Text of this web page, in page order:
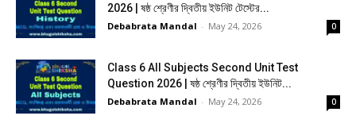
2026 | ষষ্ঠ শ্রেণীর দ্বিতীয় ইউনিট টেস্টের...
Debabrata Mandal - May 24, 2026 0
Class 6 All Subjects Second Unit Test
Question 2026 | ষষ্ঠ শ্রেণীর দ্বিতীয় ইউনিট...
Debabrata Mandal - May 24, 2026 0